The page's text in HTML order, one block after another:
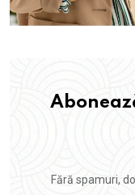
Fără spamuri,